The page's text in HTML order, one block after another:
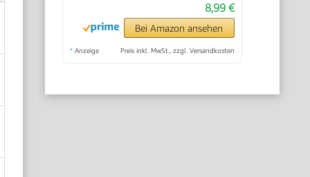
8,99 €
Bei Amazon ansehen
* Anzeige Preis inkl. MwSt., zzgl. Versandkosten